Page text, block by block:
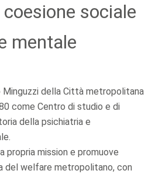
sociale
mentale
Minguzzi della Città metropolitana
come Centro di studio e di
della psichiatria e
propria mission e promuove
del welfare metropolitano, con